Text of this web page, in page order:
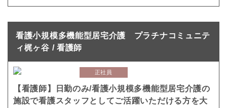
看護小規模多機能型居宅介護 プラチナコミュニテ
ィ梶ヶ谷 / 看護師
正社員
【看護師】日勤のみ/看護小規模多機能型居宅介護の
施設で看護スタッフとしてご活躍いただける方を大